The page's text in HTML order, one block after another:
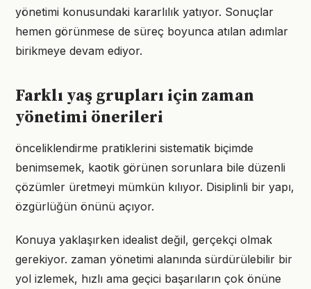
yönetimi konusundaki kararlılık yatıyor. Sonuçlar
hemen görünmese de süreç boyunca atılan adımlar
birikmeye devam ediyor.
Farklı yaş grupları için zaman
yönetimi önerileri
önceliklendirme pratiklerini sistematik biçimde
benimsemek, kaotik görünen sorunlara bile düzenli
çözümler üretmeyi mümkün kılıyor. Disiplinli bir yapı,
özgürlüğün önünü açıyor.
Konuya yaklaşırken idealist değil, gerçekçi olmak
gerekiyor. zaman yönetimi alanında sürdürülebilir bir
yol izlemek, hızlı ama geçici başarıların çok önüne